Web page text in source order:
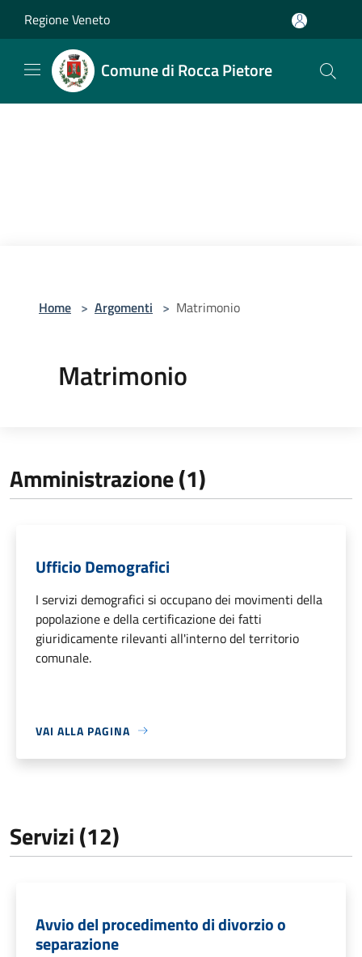
Regione Veneto
Comune di Rocca Pietore
Home > Argomenti > Matrimonio
Matrimonio
Amministrazione (1)
Ufficio Demografici
I servizi demografici si occupano dei movimenti della
popolazione e della certificazione dei fatti
giuridicamente rilevanti all'interno del territorio
comunale.
VAI ALLA PAGINA
Servizi (12)
Avvio del procedimento di divorzio o
separazione